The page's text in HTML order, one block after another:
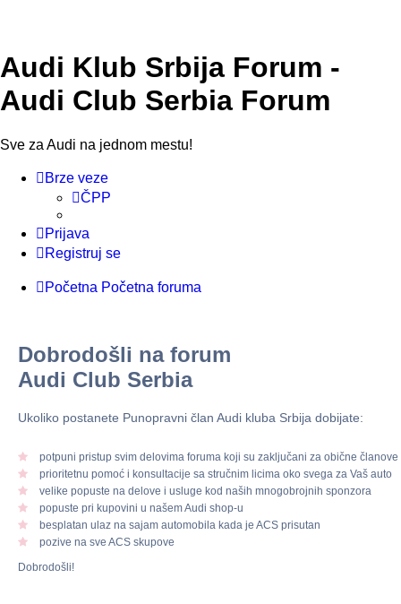
Audi Klub Srbija Forum -
Audi Club Serbia Forum
Sve za Audi na jednom mestu!
Brze veze
ČPP
Prijava
Registruj se
Početna Početna foruma
Dobrodošli na forum
Audi Club Serbia
Ukoliko postanete Punopravni član Audi kluba Srbija dobijate:
potpuni pristup svim delovima foruma koji su zaključani za obične članove
prioritetnu pomoć i konsultacije sa stručnim licima oko svega za Vaš auto
velike popuste na delove i usluge kod naših mnogobrojnih sponzora
popuste pri kupovini u našem Audi shop-u
besplatan ulaz na sajam automobila kada je ACS prisutan
pozive na sve ACS skupove
Dobrodošli!